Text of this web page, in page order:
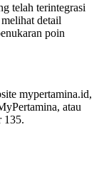
telah terintegrasi
detail
poin
mypertamina.id,
atau
135.